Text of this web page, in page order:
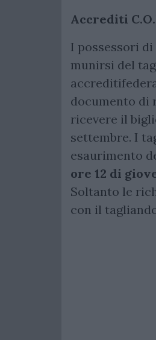
Accrediti
I possessori di
munirsi del
documento di
ricevere il
settembre. I
esaurimento
ore 12 di
Soltanto le
con il